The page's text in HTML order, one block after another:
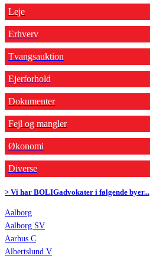
Leje
Erhverv
Tvangsauktion
Ejerforhold
Dokumenter
Fejl og mangler
Økonomi
Diverse
> Vi har BOLIGadvokater i følgende byer...
Aalborg
Aalborg SV
Aarhus C
Albertslund V